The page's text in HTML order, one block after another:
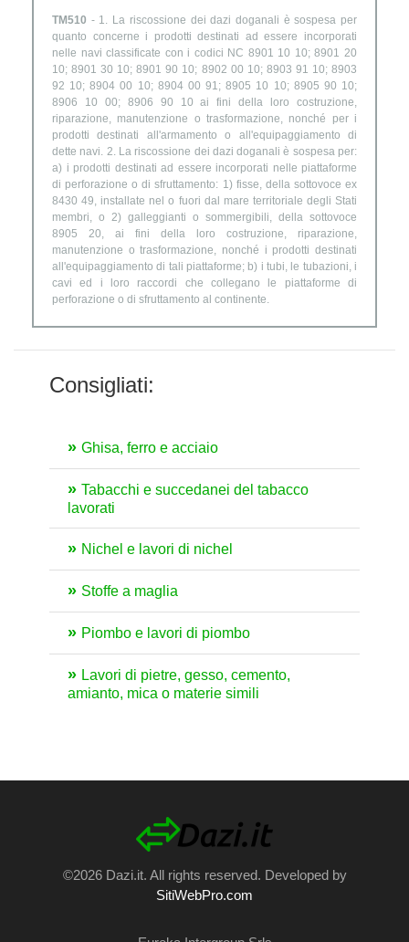
TM510 - 1. La riscossione dei dazi doganali è sospesa per
quanto concerne i prodotti destinati ad essere incorporati
nelle navi classificate con i codici NC 8901 10 10; 8901 20
10; 8901 30 10; 8901 90 10; 8902 00 10; 8903 91 10; 8903
92 10; 8904 00 10; 8904 00 91; 8905 10 10; 8905 90 10;
8906 10 00; 8906 90 10 ai fini della loro costruzione,
riparazione, manutenzione o trasformazione, nonché per i
prodotti destinati all'armamento o all'equipaggiamento di
dette navi. 2. La riscossione dei dazi doganali è sospesa per:
a) i prodotti destinati ad essere incorporati nelle piattaforme
di perforazione o di sfruttamento: 1) fisse, della sottovoce ex
8430 49, installate nel o fuori dal mare territoriale degli Stati
membri, o 2) galleggianti o sommergibili, della sottovoce
8905 20, ai fini della loro costruzione, riparazione,
manutenzione o trasformazione, nonché i prodotti destinati
all'equipaggiamento di tali piattaforme; b) i tubi, le tubazioni, i
cavi ed i loro raccordi che collegano le piattaforme di
perforazione o di sfruttamento al continente.
Consigliati:
Ghisa, ferro e acciaio
Tabacchi e succedanei del tabacco
lavorati
Nichel e lavori di nichel
Stoffe a maglia
Piombo e lavori di piombo
Lavori di pietre, gesso, cemento,
amianto, mica o materie simili
©2026 Dazi.it. All rights reserved. Developed by
SitiWebPro.com